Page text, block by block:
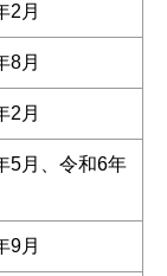
2月
8月
2月
5月、令和6年
9月